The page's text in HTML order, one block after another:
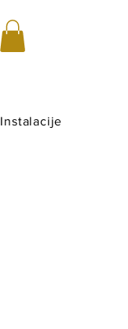
Instalacije